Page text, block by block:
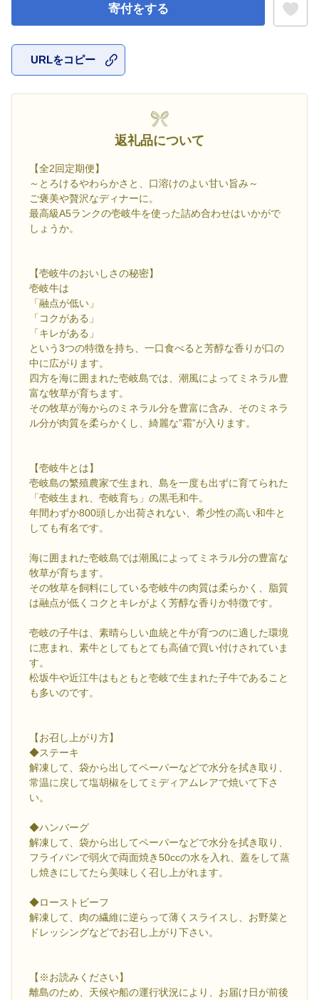
寄付をする
URLをコピー
返礼品について
【全2回定期便】
～とろけるやわらかさと、口溶けのよい甘い旨み～
ご褒美や贅沢なディナーに。
最高級A5ランクの壱岐牛を使った詰め合わせはいかがで
しょうか。
【壱岐牛のおいしさの秘密】
壱岐牛は
「融点が低い」
「コクがある」
「キレがある」
という3つの特徴を持ち、一口食べると芳醇な香りが口の
中に広がります。
四方を海に囲まれた壱岐島では、潮風によってミネラル豊
富な牧草が育ちます。
その牧草が海からのミネラル分を豊富に含み、そのミネラ
ル分が肉質を柔らかくし、綺麗な”霜”が入ります。
【壱岐牛とは】
壱岐島の繁殖農家で生まれ、島を一度も出ずに育てられた
「壱岐生まれ、壱岐育ち」の黒毛和牛。
年間わずか800頭しか出荷されない、希少性の高い和牛と
しても有名です。
海に囲まれた壱岐島では潮風によってミネラル分の豊富な
牧草が育ちます。
その牧草を飼料にしている壱岐牛の肉質は柔らかく、脂質
は融点が低くコクとキレがよく芳醇な香りか特徴です。
壱岐の子牛は、素晴らしい血統と牛が育つのに適した環境
に恵まれ、素牛としてもとても高値で買い付けされていま
す。
松坂牛や近江牛はもともと壱岐で生まれた子牛であること
も多いのです。
【お召し上がり方】
◆ステーキ
解凍して、袋から出してペーパーなどで水分を拭き取り、
常温に戻して塩胡椒をしてミディアムレアで焼いて下さ
い。
◆ハンバーグ
解凍して、袋から出してペーパーなどで水分を拭き取り、
フライパンで弱火で両面焼き50ccの水を入れ、蓋をして蒸
し焼きにしてたら美味しく召し上がれます。
◆ローストビーフ
解凍して、肉の繊維に逆らって薄くスライスし、お野菜と
ドレッシングなどでお召し上がり下さい。
【※お読みください】
離島のため、天候や船の運行状況により、お届け日が前後